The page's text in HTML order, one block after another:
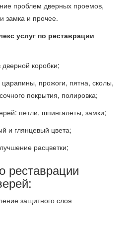
проблем дверных проемов,
замка и прочее.
услуг по реставрации
коробки;
прожоги, пятна, сколы,
покрытия, полировка;
петли, шпингалеты, замки;
и глянцевый цвета;
расцветки;
реставрации
защитного слоя